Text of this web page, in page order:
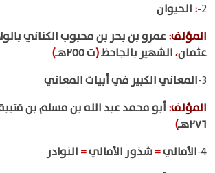
2-
: الحيوان
المؤلف:عمرو بن بحر بن محبوب الكناني
عثمان،الشهير بالجاحظ(ت ٢٥٥هـ
)
3- المعاني الكبير في أبيات المعاني
المؤلف:أبو محمد عبد الله بن مسلم بن
٢٧٦هـ
)
4- الأمالي=شذور الأمالي= النوادر